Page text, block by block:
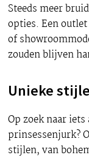
Steeds meer
opties. Een
of
zouden blijven
Unieke
Op zoek naar
prinsessenjurk?
stijlen, van